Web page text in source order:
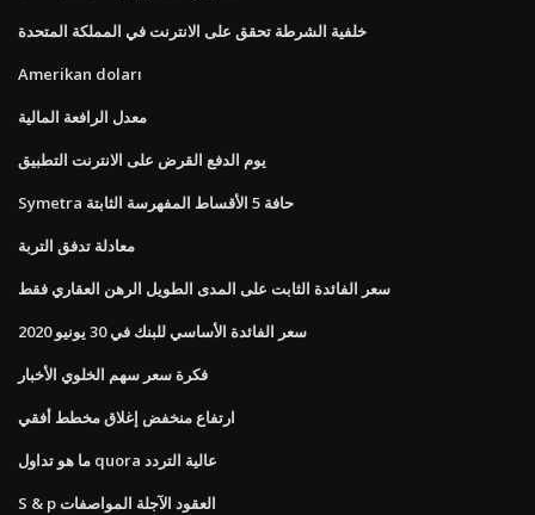
خلفية الشرطة تحقق على الانترنت في المملكة المتحدة
Amerikan doları
معدل الرافعة المالية
يوم الدفع القرض على الانترنت التطبيق
Symetra حافة 5 الأقساط المفهرسة الثابتة
معادلة تدفق التربة
سعر الفائدة الثابت على المدى الطويل الرهن العقاري فقط
سعر الفائدة الأساسي للبنك في 30 يونيو 2020
فكرة سعر سهم الخلوي الأخبار
ارتفاع منخفض إغلاق مخطط أفقي
ما هو تداول quora عالية التردد
S & p العقود الآجلة المواصفات